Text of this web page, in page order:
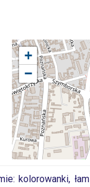
+
−
kolorowanki,